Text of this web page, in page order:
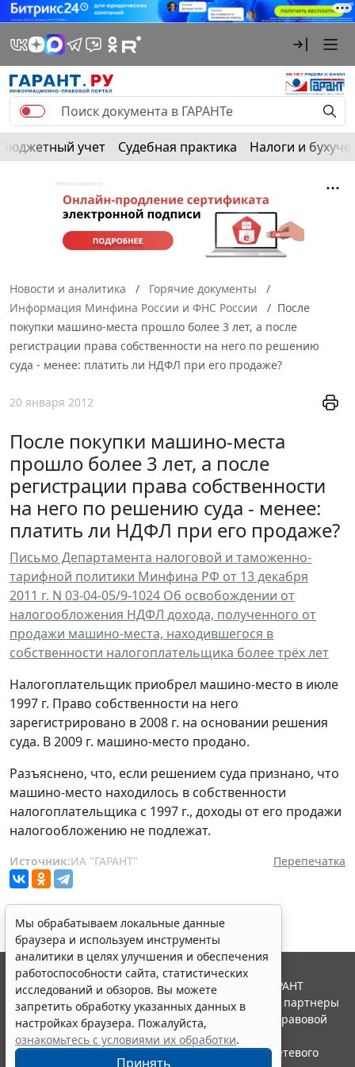
Бюджетный учет Судебная практика Налоги и
Новости и аналитика
Горячие документы
Информация Минфина России и ФНС России
После
покупки машино-места прошло более 3 лет, а после
регистрации права собственности на него по решению
суда - менее: платить ли НДФЛ при его продаже?
20 января 2012
После покупки машино-места
прошло более 3 лет, а после
регистрации права собственности
на него по решению суда - менее:
платить ли НДФЛ при его продаже?
Письмо Департамента налоговой и таможенно-
тарифной политики Минфина РФ от 13 декабря
2011 г. N 03-04-05/9-1024 Об освобождении от
налогообложения НДФЛ дохода, полученного от
продажи машино-места, находившегося в
собственности налогоплательщика более трёх лет
Налогоплательщик приобрел машино-место в июле
1997 г. Право собственности на него
зарегистрировано в 2008 г. на основании решения
суда. В 2009 г. машино-место продано.
Разъяснено, что, если решением суда признано, что
машино-место находилось в собственности
налогоплательщика с 1997 г., доходы от его продажи
налогообложению не подлежат.
Источник:ИА "ГАРАНТ" Перепечатка
Мы обрабатываем локальные данные
браузера и используем инструменты
аналитики в целях улучшения и обеспечения
работоспособности сайта, статистических
исследований и обзоров. Вы можете
запретить обработку указанных данных в
настройках браузера. Пожалуйста,
ознакомьтесь с условиями их обработки.
Принять
© ООО "НПП "ГАРАНТ-СЕРВИС", 2026. Система ГАРАНТ
выпускается с 1990 года. Компания "Гарант" и ее партнеры
являются участниками Российской ассоциации правовой
информации ГАРАНТ.
Портал ГАРАНТ.РУ зарегистрирован в качестве сетевого